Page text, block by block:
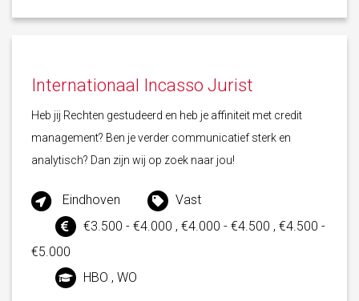
Internationaal Incasso Jurist
Heb jij Rechten gestudeerd en heb je affiniteit met credit
management? Ben je verder communicatief sterk en
analytisch? Dan zijn wij op zoek naar jou!
Eindhoven
Vast
€3.500 - €4.000 , €4.000 - €4.500 , €4.500 -
€5.000
HBO , WO